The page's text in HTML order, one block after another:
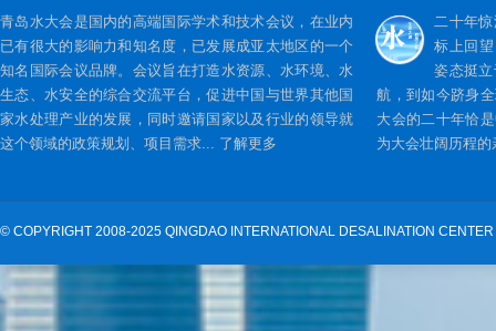
青岛水大会是国内的高端国际学术和技术会议，在业内
已有很大的影响力和知名度，已发展成亚太地区的一个
知名国际会议品牌。会议旨在打造水资源、水环境、水
生态、水安全的综合交流平台，促进中国与世界其他国
家水处理产业的发展，同时邀请国家以及行业的领导就
这个领域的政策规划、项目需求... 了解更多
二十年
标上回
姿态挺
航，到如今跻身
大会的二十年恰
为大会壮阔历程
© COPYRIGHT 2008-2025 QINGDAO INTERNATIONAL DESALINATION CENTER